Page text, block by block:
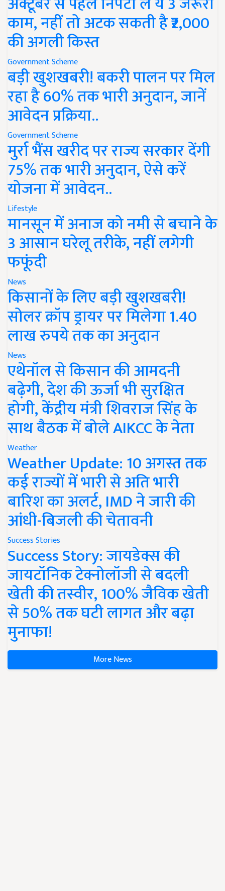
काम, नहीं तो अटक सकती है ₹2,000
की अगली किस्त
Government Scheme
बड़ी खुशखबरी! बकरी पालन पर मिल
रहा है 60% तक भारी अनुदान, जानें
आवेदन प्रक्रिया..
Government Scheme
मुर्रा भैंस खरीद पर राज्य सरकार देंगी
75% तक भारी अनुदान, ऐसे करें
योजना में आवेदन..
Lifestyle
मानसून में अनाज को नमी से बचाने के
3 आसान घरेलू तरीके, नहीं लगेगी
फफूंदी
News
किसानों के लिए बड़ी खुशखबरी!
सोलर क्रॉप ड्रायर पर मिलेगा 1.40
लाख रुपये तक का अनुदान
News
एथेनॉल से किसान की आमदनी
बढ़ेगी, देश की ऊर्जा भी सुरक्षित
होगी, केंद्रीय मंत्री शिवराज सिंह के
साथ बैठक में बोले AIKCC के नेता
Weather
Weather Update: 10 अगस्त तक
कई राज्यों में भारी से अति भारी
बारिश का अलर्ट, IMD ने जारी की
आंधी-बिजली की चेतावनी
Success Stories
Success Story: जायडेक्स की
जायटॉनिक टेक्नोलॉजी से बदली
खेती की तस्वीर, 100% जैविक खेती
से 50% तक घटी लागत और बढ़ा
मुनाफा!
More News